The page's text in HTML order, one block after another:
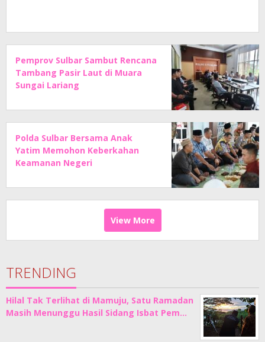
Pemprov Sulbar Sambut Rencana
Tambang Pasir Laut di Muara
Sungai Lariang
Polda Sulbar Bersama Anak
Yatim Memohon Keberkahan
Keamanan Negeri
View More
TRENDING
Hilal Tak Terlihat di Mamuju, Satu Ramadan
Masih Menunggu Hasil Sidang Isbat Pem…